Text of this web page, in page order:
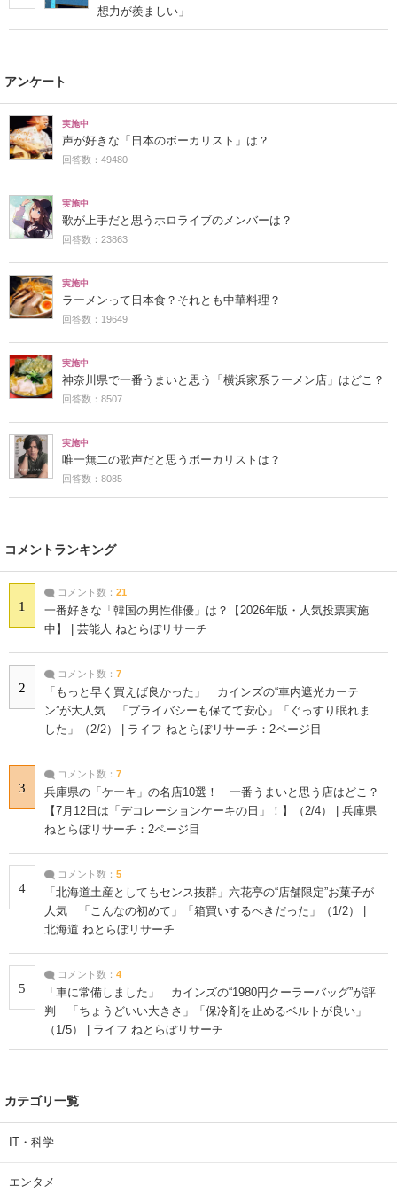
想力が羨ましい」
アンケート
実施中
声が好きな「日本のボーカリスト」は？
回答数：49480
実施中
歌が上手だと思うホロライブのメンバーは？
回答数：23863
実施中
ラーメンって日本食？それとも中華料理？
回答数：19649
実施中
神奈川県で一番うまいと思う「横浜家系ラーメン店」はどこ？
回答数：8507
実施中
唯一無二の歌声だと思うボーカリストは？
回答数：8085
コメントランキング
1
コメント数： 21
一番好きな「韓国の男性俳優」は？【2026年版・人気投票実施
中】 | 芸能人 ねとらぼリサーチ
2
コメント数： 7
「もっと早く買えば良かった」 カインズの“車内遮光カーテ
ン”が大人気 「プライバシーも保てて安心」「ぐっすり眠れま
した」（2/2） | ライフ ねとらぼリサーチ：2ページ目
3
コメント数： 7
兵庫県の「ケーキ」の名店10選！ 一番うまいと思う店はどこ？
【7月12日は「デコレーションケーキの日」！】（2/4） | 兵庫県
ねとらぼリサーチ：2ページ目
4
コメント数： 5
「北海道土産としてもセンス抜群」六花亭の“店舗限定”お菓子が
人気 「こんなの初めて」「箱買いするべきだった」（1/2） |
北海道 ねとらぼリサーチ
5
コメント数： 4
「車に常備しました」 カインズの“1980円クーラーバッグ”が評
判 「ちょうどいい大きさ」「保冷剤を止めるベルトが良い」
（1/5） | ライフ ねとらぼリサーチ
カテゴリ一覧
IT・科学
エンタメ